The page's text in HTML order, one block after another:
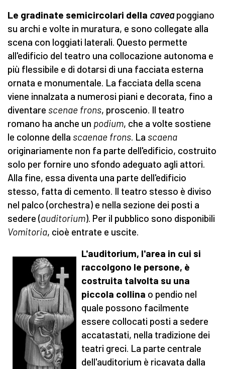
Le gradinate semicircolari della cavea poggiano
su archi e volte in muratura, e sono collegate alla
scena con loggiati laterali. Questo permette
all'edificio del teatro una collocazione autonoma e
più flessibile e di dotarsi di una facciata esterna
ornata e monumentale. La facciata della scena
viene innalzata a numerosi piani e decorata, fino a
diventare scenae frons, proscenio. Il teatro
romano ha anche un podium, che a volte sostiene
le colonne della scaenae frons. La scaena
originariamente non fa parte dell'edificio, costruito
solo per fornire uno sfondo adeguato agli attori.
Alla fine, essa diventa una parte dell'edificio
stesso, fatta di cemento. Il teatro stesso è diviso
nel palco (orchestra) e nella sezione dei posti a
sedere (auditorium). Per il pubblico sono disponibili
Vomitoria, cioè entrate e uscite.
L'auditorium, l'area in cui si
raccolgono le persone, è
costruita talvolta su una
piccola collina o pendio nel
quale possono facilmente
essere collocati posti a sedere
accatastati, nella tradizione dei
teatri greci. La parte centrale
dell'auditorium è ricavata dalla